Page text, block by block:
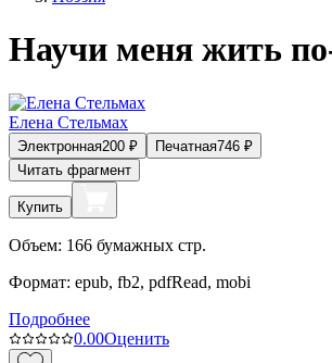
Научи меня жить
Елена Стельмах
Электронная200 ₽ Печатная746 ₽
Читать фрагмент
Купить
Объем: 166 бумажных стр.
Формат: epub, fb2, pdfRead, mobi
Подробнее
0.00Оценить